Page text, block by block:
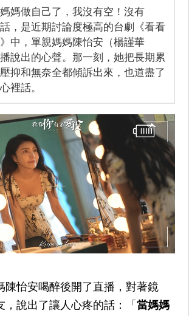
媽媽做自己了，我沒有空！沒有
，是近期討論度極高的台劇《看看
中，單親媽媽陳怡安（楊謹華
說出的心聲。那一刻，她把長期累
抑和無奈全都傾訴出來，也道盡了
裡話。
陳怡安喝醉後開了直播，對著鏡
，說出了讓人心疼的話：「 當媽媽